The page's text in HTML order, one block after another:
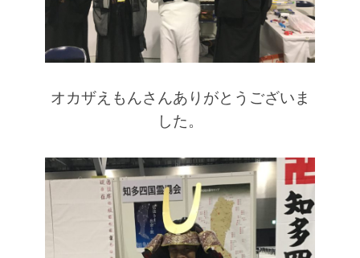
オカザえもんさんありがとうございま
した。